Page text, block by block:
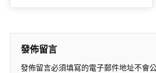
發佈留言
發佈留言必須填寫的電子郵件地址不會